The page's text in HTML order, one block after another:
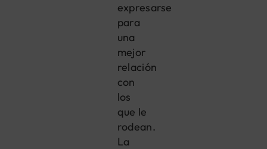
expresarse
para
una
mejor
relación
con
los
que le
rodean.
La